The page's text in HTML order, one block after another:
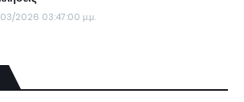
2026 03:47:00 μ.μ.